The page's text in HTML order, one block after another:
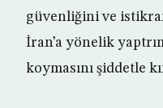
güvenliğini ve
İran’a yönelik
koymasını şiddetle